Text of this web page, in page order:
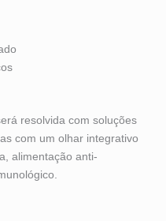
resolvida com soluções
com um olhar integrativo
alimentação anti-